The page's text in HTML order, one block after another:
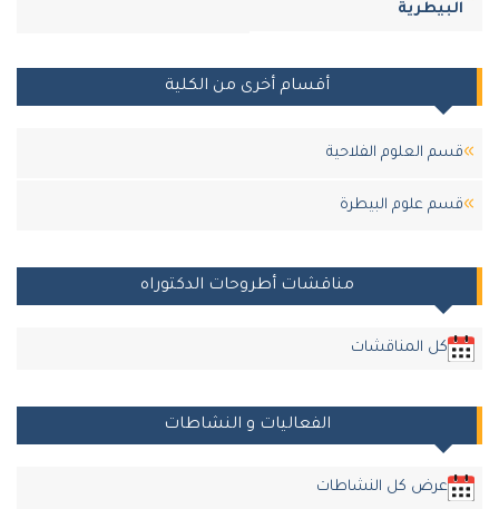
البيطرية
أقسام أخرى من الكلية
قسم العلوم الفلاحية
قسم علوم البيطرة
مناقشات أطروحات الدكتوراه
كل المناقشات
الفعاليات و النشاطات
عرض كل النشاطات